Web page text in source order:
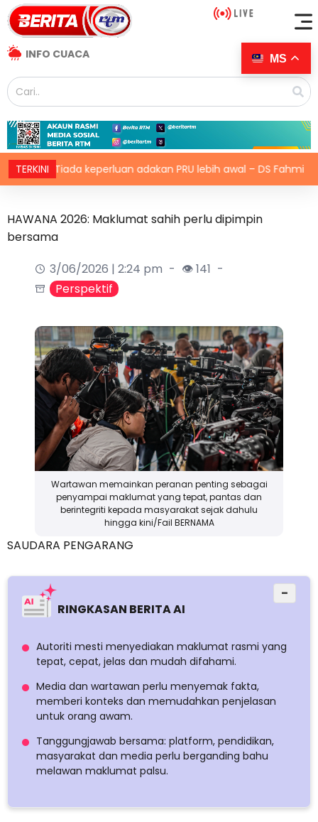
INFO CUACA
TERKINI
keperluan adakan PRU lebih awal – DS Fahmi Berek
HAWANA 2026: Maklumat sahih perlu dipimpin
bersama
3/06/2026 | 2:24 pm
👁 141
Perspektif
Wartawan memainkan peranan penting sebagai
penyampai maklumat yang tepat, pantas dan
berintegriti kepada masyarakat sejak dahulu
hingga kini/Fail BERNAMA
SAUDARA PENGARANG
RINGKASAN BERITA AI
−
Autoriti mesti menyediakan maklumat rasmi yang
tepat, cepat, jelas dan mudah difahami.
Media dan wartawan perlu menyemak fakta,
memberi konteks dan memudahkan penjelasan
untuk orang awam.
Tanggungjawab bersama: platform, pendidikan,
masyarakat dan media perlu berganding bahu
melawan maklumat palsu.
MS